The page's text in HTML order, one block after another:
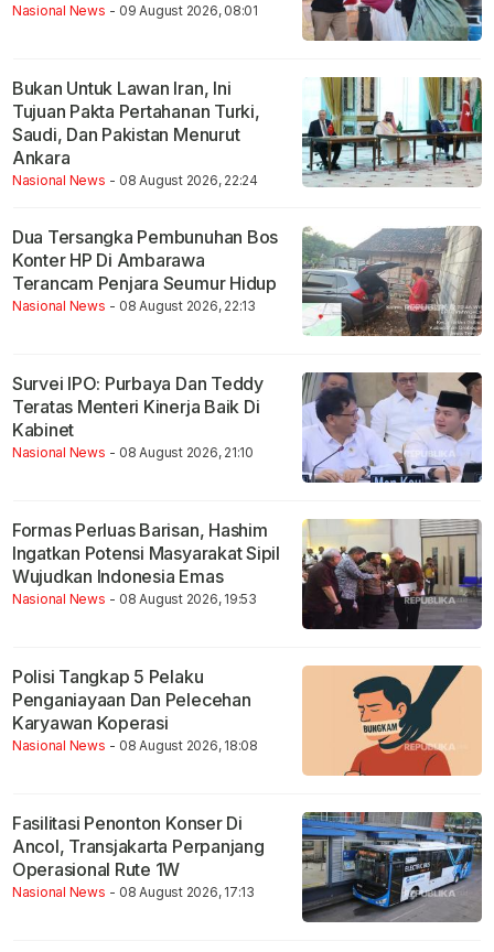
Nasional News - 09 August 2026, 08:01
Bukan Untuk Lawan Iran, Ini
Tujuan Pakta Pertahanan Turki,
Saudi, Dan Pakistan Menurut
Ankara
Nasional News - 08 August 2026, 22:24
Dua Tersangka Pembunuhan Bos
Konter HP Di Ambarawa
Terancam Penjara Seumur Hidup
Nasional News - 08 August 2026, 22:13
Survei IPO: Purbaya Dan Teddy
Teratas Menteri Kinerja Baik Di
Kabinet
Nasional News - 08 August 2026, 21:10
Formas Perluas Barisan, Hashim
Ingatkan Potensi Masyarakat Sipil
Wujudkan Indonesia Emas
Nasional News - 08 August 2026, 19:53
Polisi Tangkap 5 Pelaku
Penganiayaan Dan Pelecehan
Karyawan Koperasi
Nasional News - 08 August 2026, 18:08
Fasilitasi Penonton Konser Di
Ancol, Transjakarta Perpanjang
Operasional Rute 1W
Nasional News - 08 August 2026, 17:13